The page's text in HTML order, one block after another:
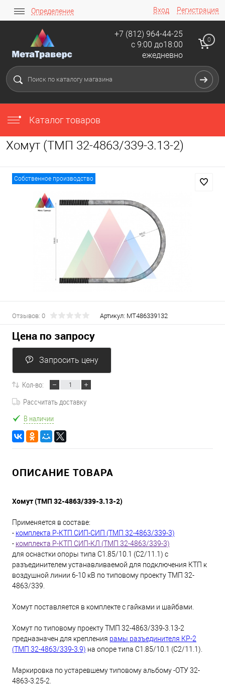
Вход Регистрация
Определение
+7 (812) 964-44-25
с 9:00 до18:00
ежедневно
0
Каталог товаров
Хомут (ТМП 32-4863/339-3.13-2)
Собственное производство
Отзывов: 0 Артикул: МТ486339132
Цена по запросу
Запросить цену
Кол-во:
Рассчитать доставку
В наличии
ОПИСАНИЕ ТОВАРА
Хомут (ТМП 32-4863/339-3.13-2)
Применяется в составе:
- комплекта Р-КТП СИП-СИП (ТМП 32-4863/339-3)
- комплекта Р-КТП СИП-КЛ (ТМП 32-4863/339-3)
для оснастки опоры типа С1.85/10.1 (С2/11.1) с
разъединителем устанавливаемой для подключения КТП к
воздушной линии 6-10 кВ по типовому проекту ТМП 32-
4863/339.
Хомут поставляется в комплекте с гайками и шайбами.
Хомут по типовому проекту ТМП 32-4863/339-3.13-2
предназначен для крепления рамы разъединителя КР-2
(ТМП 32-4863/339-3.9) на опоре типа С1.85/10.1 (С2/11.1).
Маркировка по устаревшему типовому альбому -ОТУ 32-
4863-3.25-2.